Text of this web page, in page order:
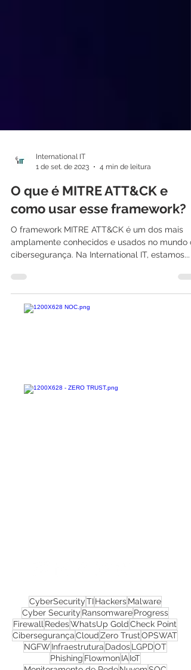
International IT
1 de set. de 2023
4 min de leitura
O que é MITRE ATT&CK e
como usar esse framework?
O framework MITRE ATT&CK é um dos mais
CyberSecurityTIHackersMalware
Cyber SecurityRansomwareProgress
FirewallRedesWhatsUp GoldCheck Point
CibersegurançaCloudZero TrustOPSWAT